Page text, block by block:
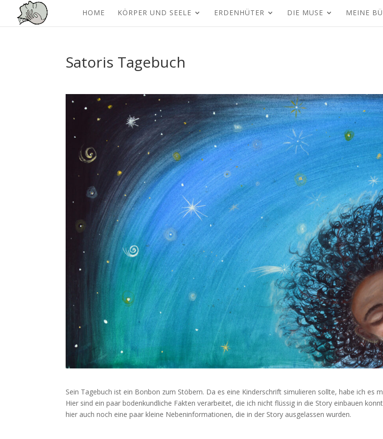
HOME KÖRPER UND SEELE ERDENHÜTER DIE MUSE MEINE
Satoris Tagebuch
Sein Tagebuch ist ein Bonbon zum Stöbern. Da es eine Kinderschrift simulieren sollte, habe ich es
Hier sind ein paar bodenkundliche Fakten verarbeitet, die ich nicht flüssig in die Story einbauen
hier auch noch eine paar kleine Nebeninformationen, die in der Story ausgelassen wurden.